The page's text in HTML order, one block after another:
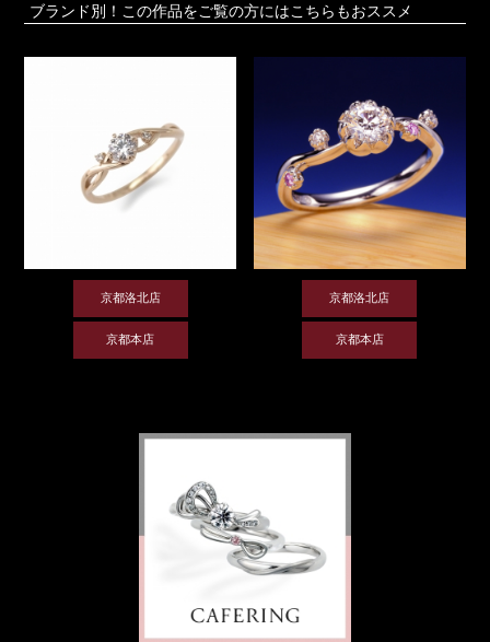
ブランド別！この作品をご覧の方にはこちらもおススメ
京都洛北店
京都本店
京都洛北店
京都本店